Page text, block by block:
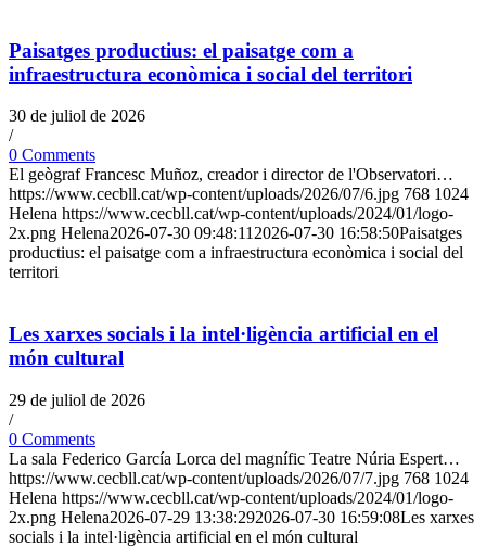
Paisatges productius: el paisatge com a
infraestructura econòmica i social del territori
30 de juliol de 2026
/
0 Comments
El geògraf Francesc Muñoz, creador i director de l'Observatori…
https://www.cecbll.cat/wp-content/uploads/2026/07/6.jpg 768 1024
Helena https://www.cecbll.cat/wp-content/uploads/2024/01/logo-
2x.png Helena2026-07-30 09:48:112026-07-30 16:58:50Paisatges
productius: el paisatge com a infraestructura econòmica i social del
territori
Les xarxes socials i la intel·ligència artificial en el
món cultural
29 de juliol de 2026
/
0 Comments
La sala Federico García Lorca del magnífic Teatre Núria Espert…
https://www.cecbll.cat/wp-content/uploads/2026/07/7.jpg 768 1024
Helena https://www.cecbll.cat/wp-content/uploads/2024/01/logo-
2x.png Helena2026-07-29 13:38:292026-07-30 16:59:08Les xarxes
socials i la intel·ligència artificial en el món cultural